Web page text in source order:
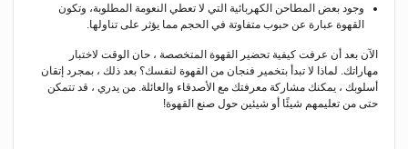
وجود بعض المطاحن الكهربائية التي لا تعطي النعومة المطلوبة، وتكون
القهوة عبارة عن حبوب متفاوتة في الحجم مما يؤثر على تناولها.
الآن بعد أن عرفت كيفية تحضير القهوة المتخصصة ، حان الوقت لاختبار
مهاراتك. لماذا لا تبدأ بتخمير فنجان من القهوة لنفسك؟ بعد ذلك ، بمجرد إتقان
أسلوبك ، يمكنك مشاركة معرفتك مع الأصدقاء والعائلة. من يدري ، قد تتمكن
حتى من تعليمهم شيئًا أو شيئين حول صنع القهوة!